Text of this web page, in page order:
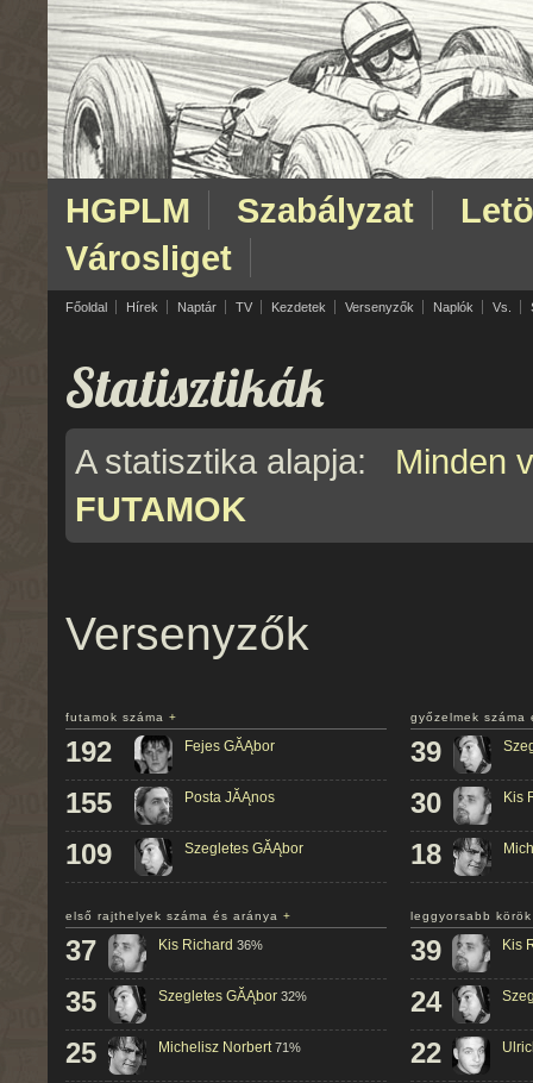
HGPLM Szabályzat
Városliget
Főoldal Hírek Naptár TV Kezdetek Versenyzők Naplók Vs.
Statisztikák
A statisztika alapja: Minden
FUTAMOK
Versenyzők
futamok száma +
192 Fejes GĂĄbor
155 Posta JĂĄnos
109 Szegletes GĂĄbor
győzelmek
39
30 Kis
18
első rajthelyek száma és aránya +
37 Kis Richard 36%
35 Szegletes GĂĄbor 32%
25 Michelisz Norbert 71%
leggyorsabb
39 Kis
24
22